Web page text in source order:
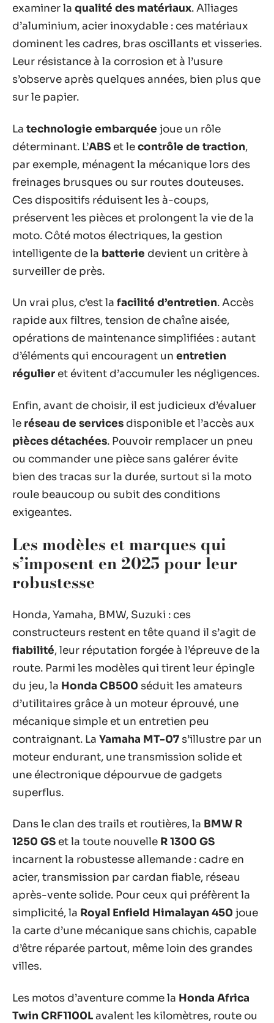
examiner la qualité des matériaux. Alliages
d’aluminium, acier inoxydable : ces matériaux
dominent les cadres, bras oscillants et visseries.
Leur résistance à la corrosion et à l’usure
s’observe après quelques années, bien plus que
sur le papier.
La technologie embarquée joue un rôle
déterminant. L’ABS et lecontrôle de traction,
par exemple, ménagent la mécanique lors des
freinages brusques ou sur routes douteuses.
Ces dispositifs réduisent les à-coups,
préservent les pièces et prolongent la vie de la
moto. Côté motos électriques, la gestion
intelligente de la batterie devient un critère à
surveiller de près.
Un vrai plus, c’est la facilité d’entretien. Accès
rapide aux filtres, tension de chaîne aisée,
opérations de maintenance simplifiées : autant
d’éléments qui encouragent un entretien
régulier et évitent d’accumuler les négligences.
Enfin, avant de choisir, il est judicieux d’évaluer
le réseau de services disponible et l’accès aux
pièces détachées. Pouvoir remplacer un pneu
ou commander une pièce sans galérer évite
bien des tracas sur la durée, surtout si la moto
roule beaucoup ou subit des conditions
exigeantes.
Les modèles et marques qui
s’imposent en 2025 pour leur
robustesse
Honda, Yamaha, BMW, Suzuki : ces
constructeurs restent en tête quand il s’agit de
fiabilité, leur réputation forgée à l’épreuve de la
route. Parmi les modèles qui tirent leur épingle
du jeu, la Honda CB500 séduit les amateurs
d’utilitaires grâce à un moteur éprouvé, une
mécanique simple et un entretien peu
contraignant. La Yamaha MT-07 s’illustre par un
moteur endurant, une transmission solide et
une électronique dépourvue de gadgets
superflus.
Dans le clan des trails et routières, la BMW R
1250 GS et la toute nouvelle R 1300 GS
incarnent la robustesse allemande : cadre en
acier, transmission par cardan fiable, réseau
après-vente solide. Pour ceux qui préfèrent la
simplicité, la Royal Enfield Himalayan 450 joue
la carte d’une mécanique sans chichis, capable
d’être réparée partout, même loin des grandes
villes.
Les motos d’aventure comme la Honda Africa
Twin CRF1100Lavalent les kilomètres, route ou